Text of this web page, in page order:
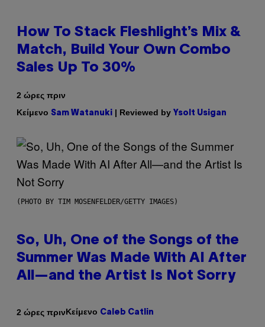
How To Stack Fleshlight’s Mix &
Match, Build Your Own Combo
Sales Up To 30%
2 ώρες πριν
Κείμενο Sam Watanuki | Reviewed by Ysolt Usigan
(PHOTO BY TIM MOSENFELDER/GETTY IMAGES)
So, Uh, One of the Songs of the
Summer Was Made With AI After
All—and the Artist Is Not Sorry
2 ώρες πρινΚείμενο Caleb Catlin